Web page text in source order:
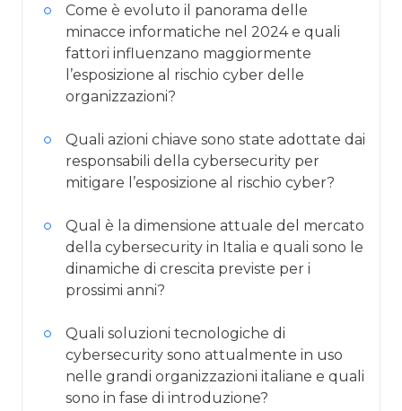
Come è evoluto il panorama delle
minacce informatiche nel 2024 e quali
fattori influenzano maggiormente
l’esposizione al rischio cyber delle
organizzazioni?
Quali azioni chiave sono state adottate dai
responsabili della cybersecurity per
mitigare l’esposizione al rischio cyber?
Qual è la dimensione attuale del mercato
della cybersecurity in Italia e quali sono le
dinamiche di crescita previste per i
prossimi anni?
Quali soluzioni tecnologiche di
cybersecurity sono attualmente in uso
nelle grandi organizzazioni italiane e quali
sono in fase di introduzione?